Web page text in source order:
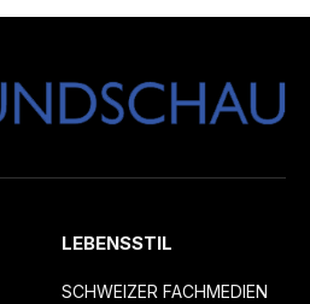
LEBENSSTIL
SCHWEIZER FACHMEDIEN